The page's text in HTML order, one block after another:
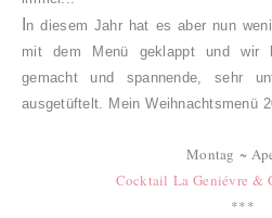
n diesem Jahr hat es aber nun
mit dem Menü geklappt und wir
gemacht und spannende, sehr
ausgetüftelt. Mein Weihnachtsmenü
Montag ~
Cocktail La Geniévre &
***